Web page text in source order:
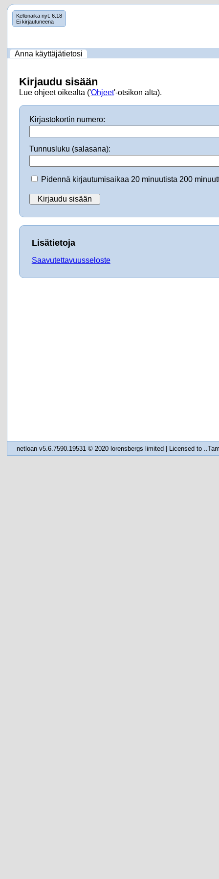
Ohita
navigointi
Kellonaika nyt: 6.18
Ei kirjautuneena
Anna käyttäjätietosi
Kirjaudu sisään
Lue ohjeet oikealta ('Ohjeet'-otsikon alta).
Kirjastokortin numero:
Tunnusluku (salasana):
Pidennä kirjautumisaikaa 20 minuutista 200
Lisätietoja
Saavutettavuusseloste
netloan v5.6.7590.19531 © 2020 lorensbergs limited | Licensed to